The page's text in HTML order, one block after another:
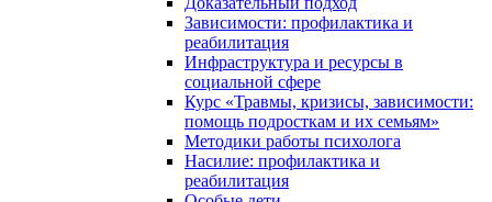
Зависимости: профилактика и
реабилитация
Инфраструктура и ресурсы в
социальной сфере
Курс «Травмы, кризисы, зависимости:
помощь подросткам и их семьям»
Методики работы психолога
Насилие: профилактика и
реабилитация